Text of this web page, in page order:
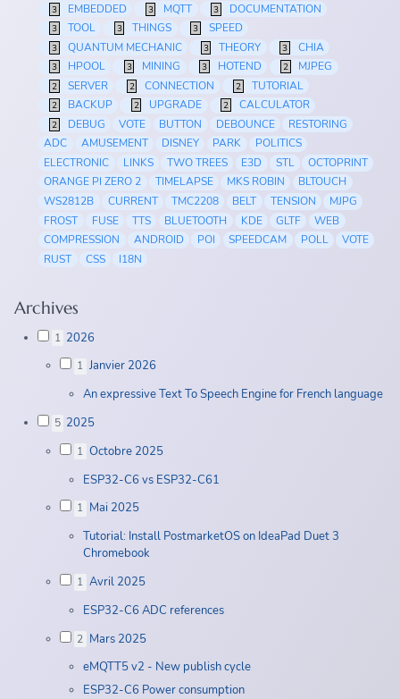
3 EMBEDDED 3 MQTT 3 DOCUMENTATION
3 TOOL 3 THINGS 3 SPEED
3 QUANTUM MECHANIC 3 THEORY 3 CHIA
3 HPOOL 3 MINING 3 HOTEND 2 MJPEG
2 SERVER 2 CONNECTION 2 TUTORIAL
2 BACKUP 2 UPGRADE 2 CALCULATOR
2 DEBUG VOTE BUTTON DEBOUNCE
RESTORING
ADC
AMUSEMENT DISNEY PARK
POLITICS
ELECTRONIC
LINKS TWO TREES E3D STL
OCTOPRINT
ORANGE PI ZERO 2
TIMELAPSE MKS ROBIN
BLTOUCH
WS2812B
CURRENT TMC2208 BELT TENSION
MJPG
FROST
FUSE TTS BLUETOOTH KDE GLTF
WEB
COMPRESSION
ANDROID POI SPEEDCAM POLL
VOTE
RUST
CSS I18N
Archives
1 2026
1 Janvier 2026
An expressive Text To Speech Engine for French language
5 2025
1 Octobre 2025
ESP32-C6 vs ESP32-C61
1 Mai 2025
Tutorial: Install PostmarketOS on IdeaPad Duet 3
Chromebook
1 Avril 2025
ESP32-C6 ADC references
2 Mars 2025
eMQTT5 v2 - New publish cycle
ESP32-C6 Power consumption